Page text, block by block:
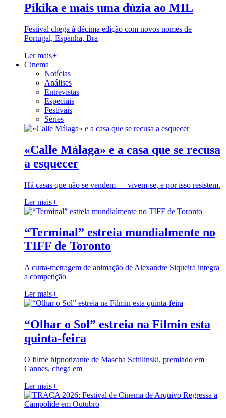
Pikika e mais uma dúzia ao MIL
Festival chega à décima edição com novos nomes de
Portugal, Espanha, Bra
Ler mais+
Cinema
Notícias
Análises
Entrevistas
Especiais
Festivais
Séries
«Calle Málaga» e a casa que se recusa
a esquecer
Há casas que não se vendem — vivem-se, e por isso resistem.
Ler mais+
“Terminal” estreia mundialmente no
TIFF de Toronto
A curta-metragem de animação de Alexandre Siqueira integra
a competição
Ler mais+
“Olhar o Sol” estreia na Filmin esta
quinta-feira
O filme hipnotizante de Mascha Schilinski, premiado em
Cannes, chega em
Ler mais+